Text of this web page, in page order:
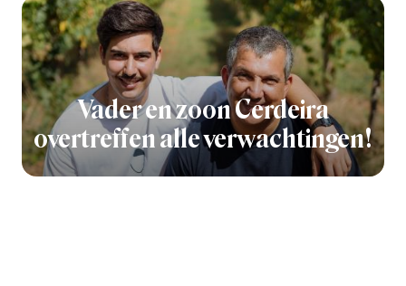
Vader en zoon Cerdeira
overtreffen alle verwachtingen!